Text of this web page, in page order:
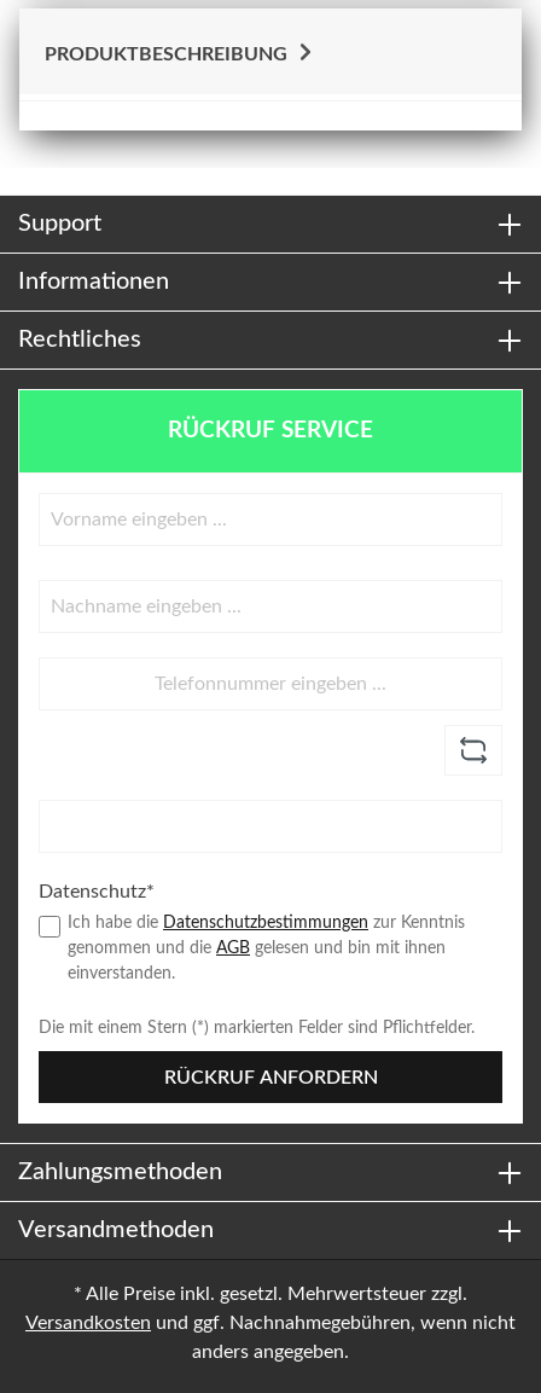
PRODUKTBESCHREIBUNG
Support
Informationen
Rechtliches
RÜCKRUF SERVICE
Datenschutz*
Ich habe die Datenschutzbestimmungen zur Kenntnis
genommen und die AGB gelesen und bin mit ihnen
einverstanden.
Die mit einem Stern (*) markierten Felder sind Pflichtfelder.
RÜCKRUF ANFORDERN
Zahlungsmethoden
Versandmethoden
* Alle Preise inkl. gesetzl. Mehrwertsteuer zzgl.
Versandkosten und ggf. Nachnahmegebühren, wenn nicht
anders angegeben.